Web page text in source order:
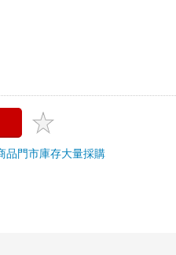
品門市庫存大量採購